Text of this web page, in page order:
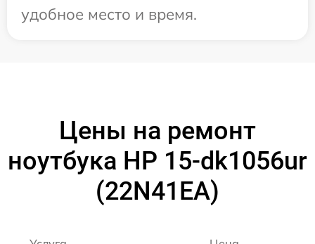
удобное место и время.
Цены на ремонт
ноутбука HP 15-dk1056ur
(22N41EA)